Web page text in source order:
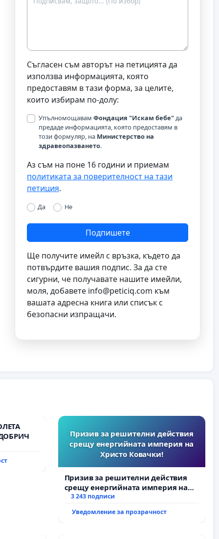
Съгласен съм авторът на петицията да
използва информацията, която
предоставям в тази форма, за целите,
които избирам по-долу:
Упълномощавам Фондация "Искам бебе"да
предаде информацията, която предоставям в
този формуляр, на Министерство на
здравеопазването.
Аз съм на поне 16 години и приемам
политиката за поверителност на тази
петиция.
Да Не
Подпишете
Ще получите имейл с връзка, където да
потвърдите вашия подпис. За да сте
сигурни, че получавате нашите имейли,
моля, добавете info@peticiq.com към
вашата адресна книга или списък с
безопасни изпращачи.
Призив за решителни действия
срещу енергийната империя на
Христо Ковачки!
Призив за решителни действия
срещу енергийната империя на
Христо Ковачки!
3 243 подписи
Уведомление за прозрачност